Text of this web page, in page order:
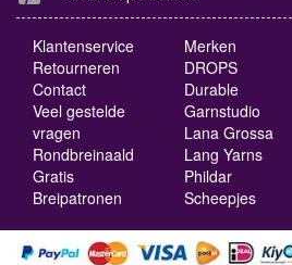
Klantenservice
Retourneren
Contact
Veel gestelde
vragen
Rondbreinaald
Gratis
Breipatronen
Merken
DROPS
Durable
Garnstudio
Lana Grossa
Lang Yarns
Phildar
Scheepjes